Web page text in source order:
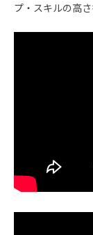
プ・スキルの高